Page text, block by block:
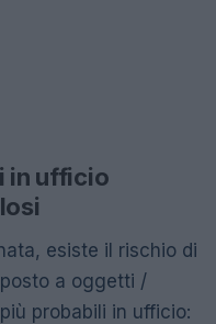
in ufficio
esiste il rischio di
a oggetti /
probabili in ufficio: